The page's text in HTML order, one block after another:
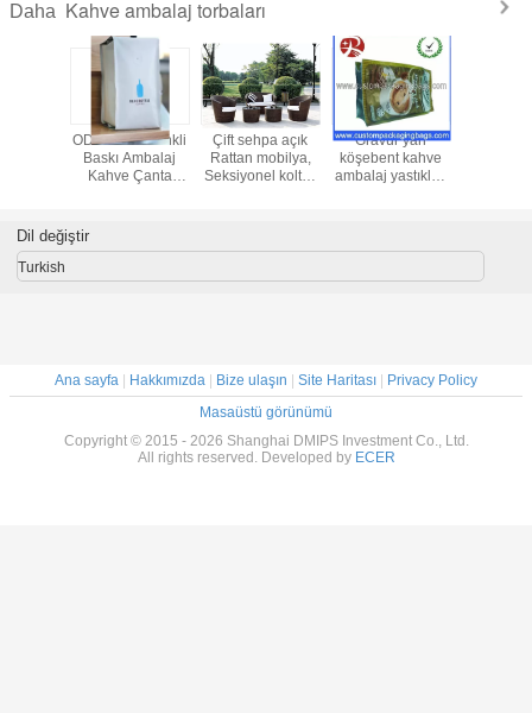
Daha Kahve ambalaj torbaları
ODM OEM Renkli
Baskı Ambalaj
Kahve Çanta
Çift sehpa açık
Rattan mobilya,
Seksiyonel koltuk
Gravür yan
köşebent kahve
ambalaj yastıkları
Dil değiştir
Turkish
Ana sayfa | Hakkımızda | Bize ulaşın | Site Haritası | Privacy Policy
Masaüstü görünümü
Copyright © 2015 - 2026 Shanghai DMIPS Investment Co., Ltd.
All rights reserved. Developed by ECER